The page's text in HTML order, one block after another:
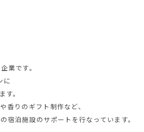
業です。
に
。
香りのギフト制作など、
宿泊施設のサポートを行なっています。